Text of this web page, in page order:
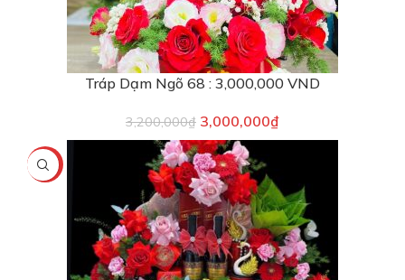
Tráp Dạm Ngõ 68 : 3,000,000 VND
3,200,000₫ 3,000,000₫
-8%